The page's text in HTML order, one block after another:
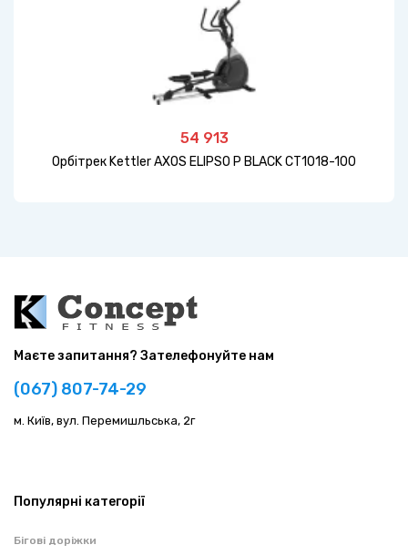
54 913
Орбітрек Kettler AXOS ELIPSO P BLACK CT1018-100
Маєте запитання? Зателефонуйте нам
(067) 807-74-29
м. Київ, вул. Перемишльська, 2г
Популярні категорії
Бігові доріжки